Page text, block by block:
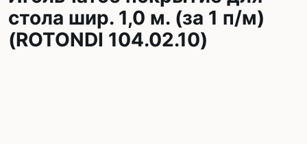
стола шир. 1,0 м. (за 1 п/м)
(ROTONDI 104.02.10)